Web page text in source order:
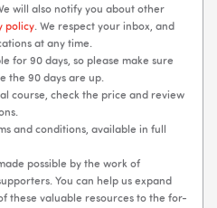
will also notify you about other
policy. We respect your inbox, and
at any time.
for 90 days, so please make sure
the 90 days are up.
course, check the price and review
and conditions, available in full
possible by the work of
You can help us expand
these valuable resources to the for-